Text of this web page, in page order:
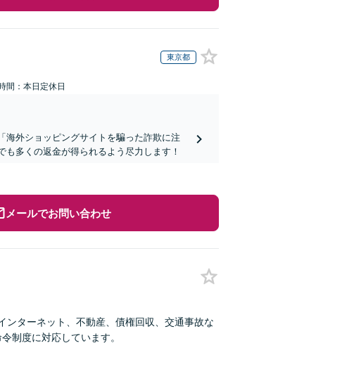
東京都
間：本日定休日
海外ショッピングサイトを騙った詐欺に注
多くの返金が得られるよう尽力します！
メールでお問い合わせ
ンターネット、不動産、債権回収、交通事故な
制度に対応しています。